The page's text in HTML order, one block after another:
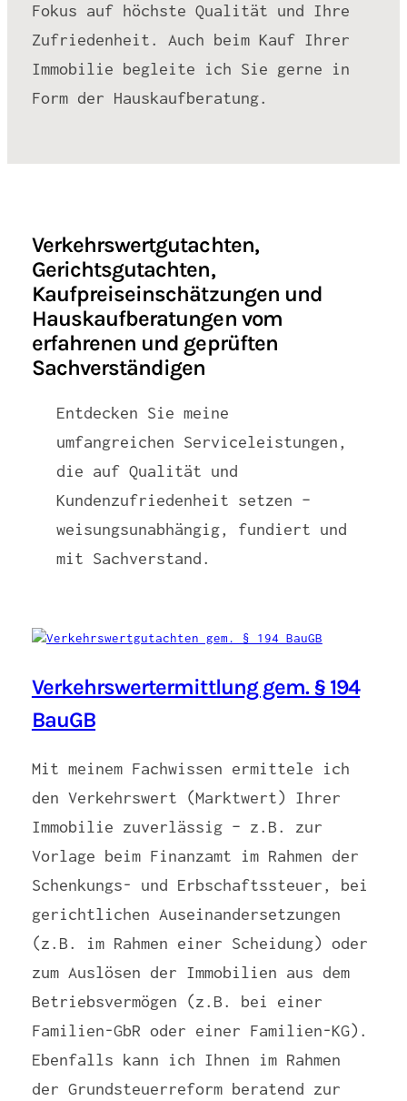
Fokus auf höchste Qualität und Ihre
Zufriedenheit. Auch beim Kauf Ihrer
Immobilie begleite ich Sie gerne in
Form der Hauskaufberatung.
Verkehrswertgutachten,
Gerichtsgutachten,
Kaufpreiseinschätzungen und
Hauskaufberatungen vom
erfahrenen und geprüften
Sachverständigen
Entdecken Sie meine
umfangreichen Serviceleistungen,
die auf Qualität und
Kundenzufriedenheit setzen –
weisungsunabhängig, fundiert und
mit Sachverstand.
Verkehrswertermittlung gem. § 194
BauGB
Mit meinem Fachwissen ermittele ich
den Verkehrswert (Marktwert) Ihrer
Immobilie zuverlässig – z.B. zur
Vorlage beim Finanzamt im Rahmen der
Schenkungs- und Erbschaftssteuer, bei
gerichtlichen Auseinandersetzungen
(z.B. im Rahmen einer Scheidung) oder
zum Auslösen der Immobilien aus dem
Betriebsvermögen (z.B. bei einer
Familien-GbR oder einer Familien-KG).
Ebenfalls kann ich Ihnen im Rahmen
der Grundsteuerreform beratend zur